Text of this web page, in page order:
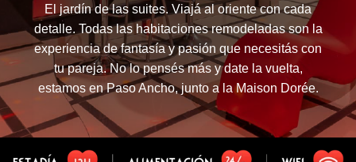
El jardín de las suites. Viajá al oriente con cada
detalle. Todas las habitaciones remodeladas son la
experiencia de fantasía y pasión que necesitás con
tu pareja. No lo pensés más y date la vuelta,
estamos en Paso Ancho, junto a la Maison Dorée.